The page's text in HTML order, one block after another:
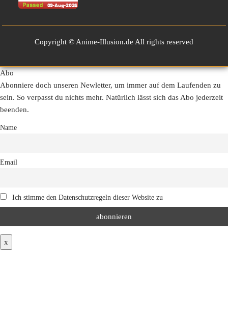
Copyright © Anime-Illusion.de All rights reserved
Abo
Abonniere doch unseren Newletter, um immer auf dem Laufenden zu
sein. So verpasst du nichts mehr. Natürlich lässt sich das Abo jederzeit
beenden.
Name
Email
Ich stimme den Datenschutzregeln dieser Website zu
x